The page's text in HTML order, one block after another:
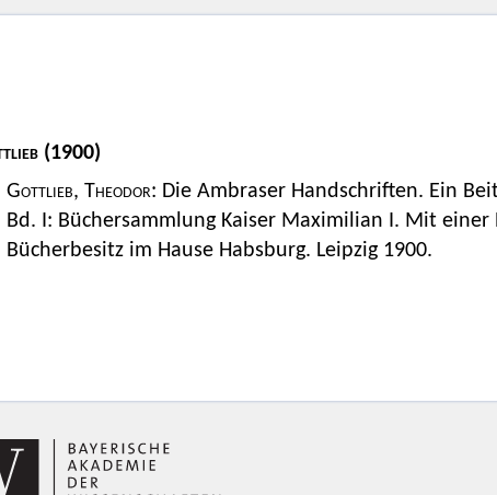
(1900)
Gottlieb, Theodor: Die Ambraser Handschriften. Ein
Bd. I: Büchersammlung Kaiser Maximilian I. Mit
Bücherbesitz im Hause Habsburg. Leipzig 1900.